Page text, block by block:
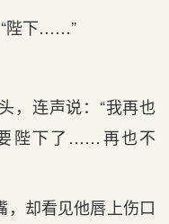
陛下……”
，连声说：“我再也
陛下了……再也不
，却看见他唇上伤口